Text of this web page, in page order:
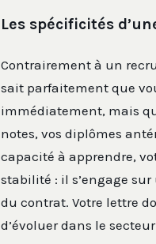
Les spécificités
Contrairement à un
sait parfaitement que
immédiatement, mais
notes, vos diplômes
capacité à apprendre,
stabilité : il s’engage
du contrat. Votre lettre
d’évoluer dans le